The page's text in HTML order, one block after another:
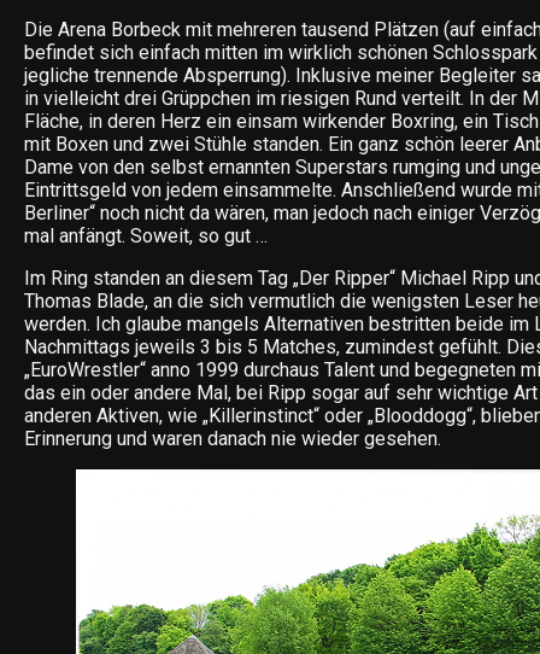
Die Arena Borbeck mit mehreren tausend Plätzen (auf
befindet sich einfach mitten im wirklich schönen
jegliche trennende Absperrung). Inklusive meiner Begleiter
in vielleicht drei Grüppchen im riesigen Rund verteilt. In der
Fläche, in deren Herz ein einsam wirkender Boxring, ein
mit Boxen und zwei Stühle standen. Ein ganz schön leerer
Dame von den selbst ernannten Superstars rumging und
Eintrittsgeld von jedem einsammelte. Anschließend wurde
Berliner“ noch nicht da wären, man jedoch nach einiger
mal anfängt. Soweit, so gut …
Im Ring standen an diesem Tag „Der Ripper“ Michael Ripp
Thomas Blade, an die sich vermutlich die wenigsten Leser
werden. Ich glaube mangels Alternativen bestritten beide im
Nachmittags jeweils 3 bis 5 Matches, zumindest gefühlt.
„EuroWrestler“ anno 1999 durchaus Talent und begegneten
das ein oder andere Mal, bei Ripp sogar auf sehr wichtige
anderen Aktiven, wie „Killerinstinct“ oder „Blooddogg“,
Erinnerung und waren danach nie wieder gesehen.